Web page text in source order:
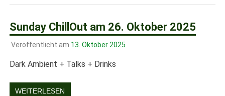
Sunday ChillOut am 26. Oktober 2025
Veröffentlicht am 13. Oktober 2025
Dark Ambient + Talks + Drinks
WEITERLESEN